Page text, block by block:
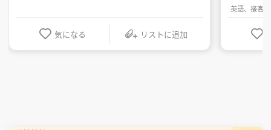
気になる リストに追加
英語、接客